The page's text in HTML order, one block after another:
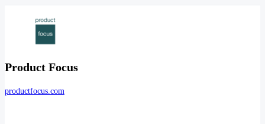
Product Focus
productfocus.com